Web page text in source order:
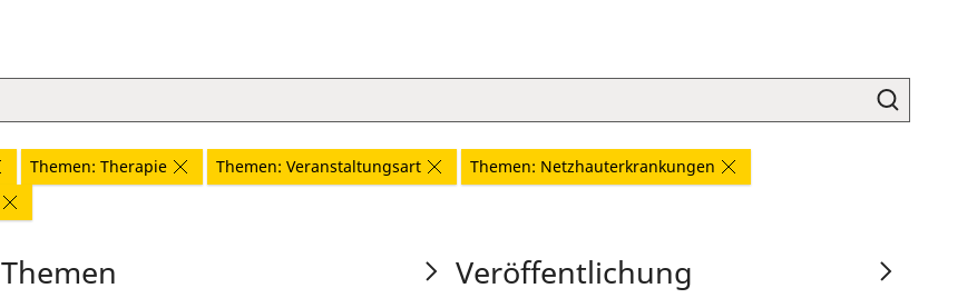
Themen: Therapie Themen: Veranstaltungsart
Themen: Netzhauterkrankungen
Themen Veröffentlichung